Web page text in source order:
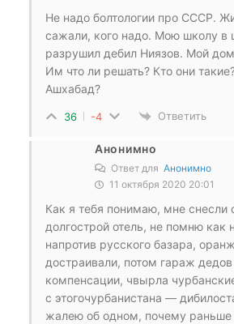
Не надо болтологии про СССР.
сажали, кого надо. Мою школу в
разрушил дебил Ниязов. Мой
Им что ли решать? Кто они
Ашхабад?
36 -4 Ответить
Анонимно
Ответ для Анонимно
11 октября 2020 20:01
Как я тебя понимаю, мне снесли
долгострой отель, не помню как
напротив русского базара,
достраивали, потом гараж дедов
компенсации, чвырла
с этогочурбанистана —
жалею об одном, почему раньше